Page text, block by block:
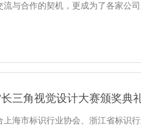
与合作的契机，更成为了各家公
海市标识行业协会、浙江省标识